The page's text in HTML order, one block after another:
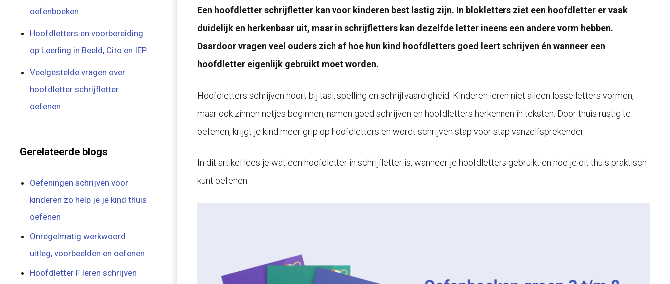
Een hoofdletter schrijfletter kan voor kinderen best lastig zijn. In blokletters ziet een hoofdletter er vaak
duidelijk en herkenbaar uit, maar in schrijfletters kan dezelfde letter ineens een andere vorm hebben.
Daardoor vragen veel ouders zich af hoe hun kind hoofdletters goed leert schrijven én wanneer een
hoofdletter eigenlijk gebruikt moet worden.
Hoofdletters schrijven hoort bij taal, spelling en schrijfvaardigheid. Kinderen leren niet alleen losse letters vormen,
maar ook zinnen netjes beginnen, namen goed schrijven en hoofdletters herkennen in teksten. Door thuis rustig te
oefenen, krijgt je kind meer grip op hoofdletters en wordt schrijven stap voor stap vanzelfsprekender.
In dit artikel lees je wat een hoofdletter in schrijfletter is, wanneer je hoofdletters gebruikt en hoe je dit thuis praktisch
kunt oefenen.
oefenboeken
Hoofdletters en voorbereiding
op Leerling in Beeld, Cito en IEP
Veelgestelde vragen over
hoofdletter schrijfletter
oefenen
Gerelateerde blogs
Oefeningen schrijven voor
kinderen zo help je je kind thuis
oefenen
Onregelmatig werkwoord
uitleg, voorbeelden en oefenen
Hoofdletter F leren schrijven